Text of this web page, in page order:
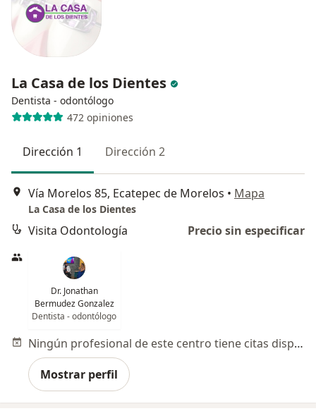
La Casa de los Dientes
Dentista - odontólogo
472 opiniones
Dirección 1 Dirección 2
Vía Morelos 85, Ecatepec de Morelos • Mapa
La Casa de los Dientes
Visita Odontología Precio sin especificar
Dr. Jonathan
Bermudez Gonzalez
Dentista - odontólogo
Ningún profesional de este centro tiene citas disponibles
Mostrar perfil